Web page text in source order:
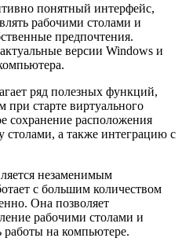
понятный интерфейс,
рабочими столами и
предпочтения.
версии Windows и
ряд полезных функций,
при старте виртуального
сохранение расположения
а также интеграцию с
незаменимым
с большим количеством
Она позволяет
рабочими столами и
работы на компьютере.